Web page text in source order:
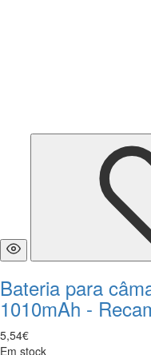
Bateria para
1010mAh -
5,54€
Em stock